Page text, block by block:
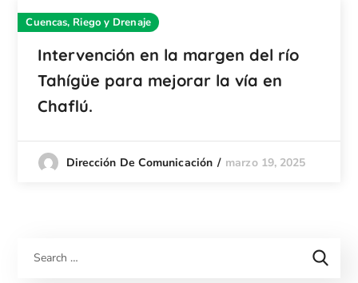
Cuencas, Riego y Drenaje
Intervención en la margen del río
Tahígüe para mejorar la vía en
Chaflú.
Dirección De Comunicación marzo 19, 2025